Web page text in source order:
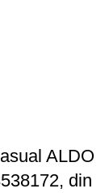
ALDO
din